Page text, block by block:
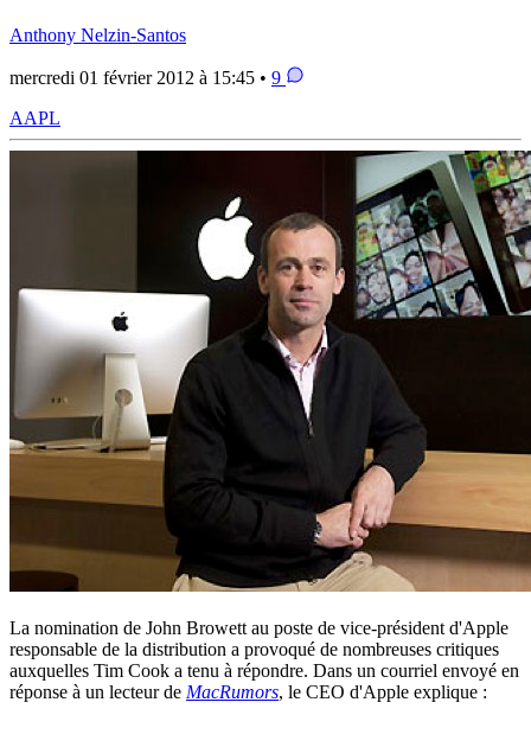
Anthony Nelzin-Santos
mercredi 01 février 2012 à 15:45 • 9
AAPL
La nomination de John Browett au poste de vice-président d'Apple
responsable de la distribution a provoqué de nombreuses critiques
auxquelles Tim Cook a tenu à répondre. Dans un courriel envoyé en
réponse à un lecteur de MacRumors, le CEO d'Apple explique :